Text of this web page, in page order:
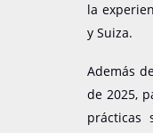
la
y Suiza.
Además
de 2025,
prácticas